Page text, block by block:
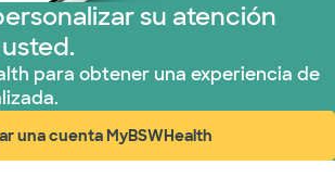
su atención
para obtener una experiencia de
una cuenta MyBSWHealth
(abre en ventana nueva)